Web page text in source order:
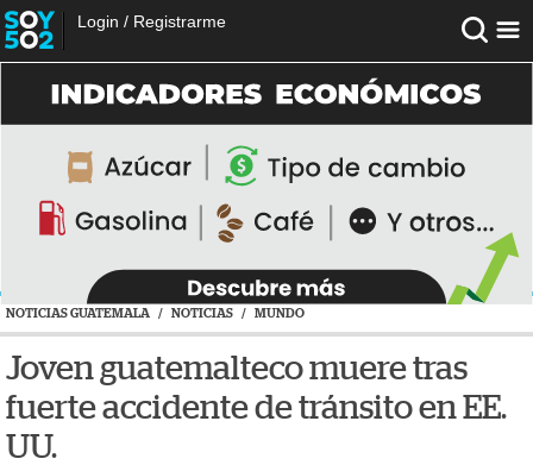
Login / Registrarme
NOTICIAS GUATEMALA / NOTICIAS / MUNDO
Joven guatemalteco muere tras
fuerte accidente de tránsito en EE.
UU.